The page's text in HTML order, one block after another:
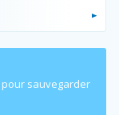
pour sauvegarder